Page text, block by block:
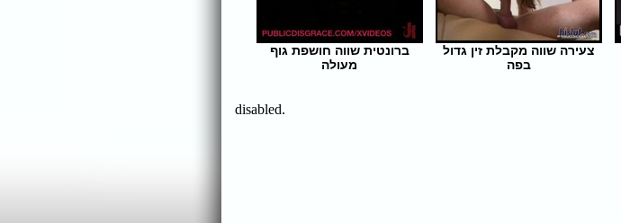
צעירה שווה מקבלת זין גדול
בפה
ברונטית שווה חושפת גוף
מעולה